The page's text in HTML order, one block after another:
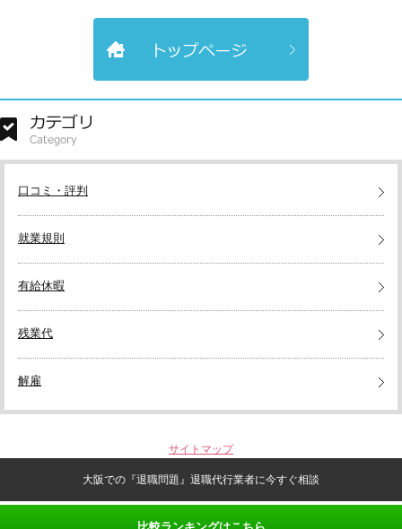
口コミ・評判
就業規則
有給休暇
残業代
解雇
サイトマップ
大阪での『退職問題』退職代行業者に今すぐ相談
Copyright (C) 大阪での『退職問題』退職代行業者に今すぐ相談 All Rights Reserved.